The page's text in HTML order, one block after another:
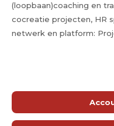
(loopbaan)coaching en
cocreatie projecten, HR
netwerk en platform: